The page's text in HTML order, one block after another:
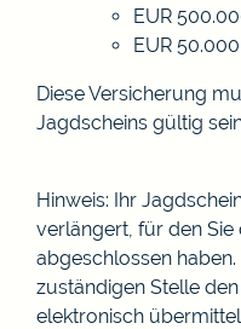
EUR
EUR
Diese Versicherung
Jagdscheins gültig
Hinweis: Ihr
verlängert, für den Sie
abgeschlossen
zuständigen Stelle
elektronisch